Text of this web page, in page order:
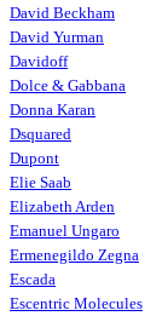
David Beckham
David Yurman
Davidoff
Dolce & Gabbana
Donna Karan
Dsquared
Dupont
Elie Saab
Elizabeth Arden
Emanuel Ungaro
Ermenegildo Zegna
Escada
Escentric Molecules